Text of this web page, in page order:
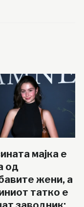
мајка е
од
жени, а
татко е